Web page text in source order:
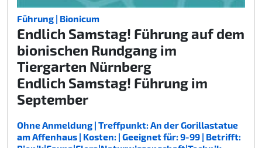
Führung | Bionicum
Endlich Samstag! Führung auf dem
bionischen Rundgang im
Tiergarten Nürnberg
Endlich Samstag! Führung im
September
Ohne Anmeldung | Treffpunkt: An der Gorillastatue
am Affenhaus | Kosten: | Geeignet für: 9-99 | Betrifft: